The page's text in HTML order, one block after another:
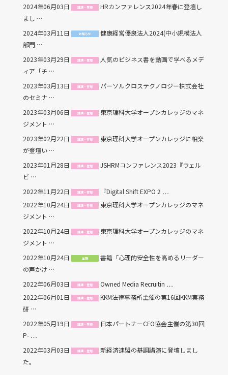
2024年06月03日 講演・登壇 HRカンファレンス2024年春に登壇し
まし …
2024年03月11日 お知らせ 健康経営優良法人2024(中小規模法人
部門 …
2023年03月29日 講演・登壇 人気のビジネス書を動画で学べるメデ
ィア「チ …
2023年03月13日 講演・登壇 パーソルクロステクノロジー株式会社
のセミナ …
2023年03月06日 講演・登壇 東京理科大学オープンカレッジのマネ
ジメント …
2023年02月22日 講演・登壇 東京理科大学オープンカレッジに相楽
が登壇い …
2023年01月28日 講演・登壇 JSHRMコンファレンス2023『ウェル
ビ …
2022年11月22日 講演・登壇
『Digital Shift EXPO 2 …
2022年10月24日
講演・登壇 東京理科大学オープンカレッジのマネ
ジメント …
2022年10月24日 講演・登壇 東京理科大学オープンカレッジのマネ
ジメント …
2022年10月24日 出版 書籍「心理的安全性を高めるリーダー
の声かけ …
2022年06月03日 講演・登壇
Owned Media Recruitin …
2022年06月01日
講演・登壇 KKM法律事務所主催の第16回KKM実務
研 …
2022年05月19日 講演・登壇 日本パートナーCFO協会主催の第30回
P- …
2022年03月03日 講演・登壇 新経済連盟の基調講演に登壇しまし
た。